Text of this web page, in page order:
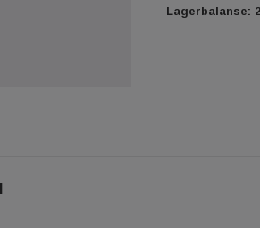
Lagerbalanse: 2